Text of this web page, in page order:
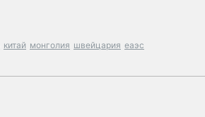
китай монголия швейцария еаэс